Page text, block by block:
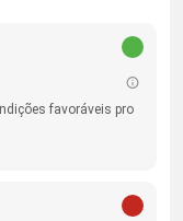
favoráveis pro